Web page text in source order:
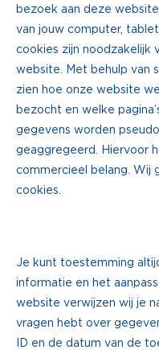
bezoek aan deze
van jouw computer,
cookies zijn noodzakelijk
website. Met behulp van
zien hoe onze website
bezocht en welke
gegevens worden
geaggregeerd. Hiervoor
commercieel belang. Wij
cookies.
Je kunt toestemming
informatie en het
website verwijzen wij je
vragen hebt over
ID en de datum van de